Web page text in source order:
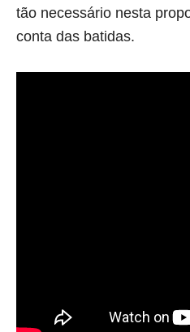
tão necessário nesta
conta das batidas.